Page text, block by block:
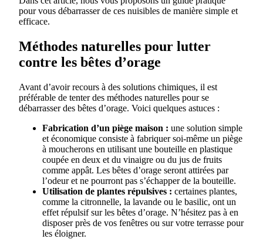
pour vous débarrasser de ces nuisibles de manière simple et
efficace.
Méthodes naturelles pour lutter
contre les bêtes d’orage
Avant d’avoir recours à des solutions chimiques, il est
préférable de tenter des méthodes naturelles pour se
débarrasser des bêtes d’orage. Voici quelques astuces :
Fabrication d’un piège maison : une solution simple
et économique consiste à fabriquer soi-même un piège
à moucherons en utilisant une bouteille en plastique
coupée en deux et du vinaigre ou du jus de fruits
comme appât. Les bêtes d’orage seront attirées par
l’odeur et ne pourront pas s’échapper de la bouteille.
Utilisation de plantes répulsives : certaines plantes,
comme la citronnelle, la lavande ou le basilic, ont un
effet répulsif sur les bêtes d’orage. N’hésitez pas à en
disposer près de vos fenêtres ou sur votre terrasse pour
les éloigner.